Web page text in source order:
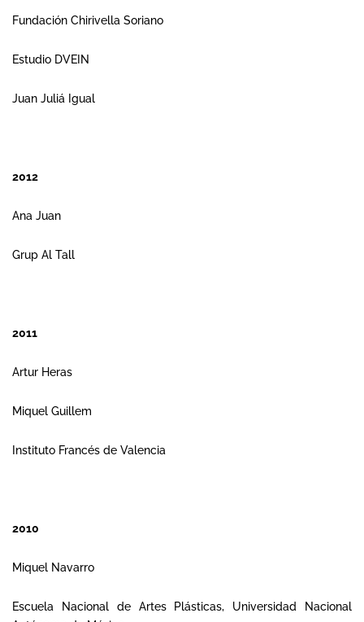
Fundación Chirivella Soriano
Estudio DVEIN
Juan Juliá Igual
2012
Ana Juan
Grup Al Tall
2011
Artur Heras
Miquel Guillem
Instituto Francés de Valencia
2010
Miquel Navarro
Escuela Nacional de Artes Plásticas, Universidad Nacional